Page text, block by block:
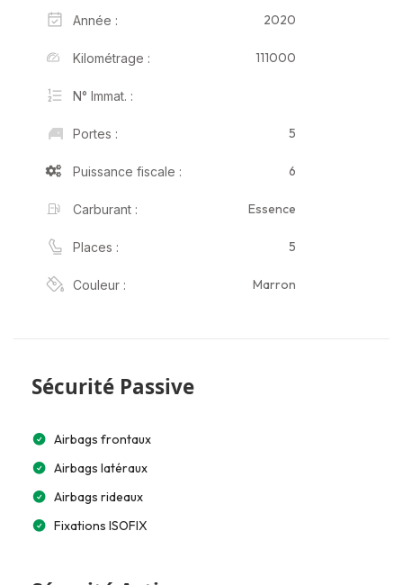
Année : 2020
Kilométrage : 111000
N° Immat. :
Portes : 5
Puissance fiscale : 6
Carburant : Essence
Places : 5
Couleur : Marron
Sécurité Passive
Airbags frontaux
Airbags latéraux
Airbags rideaux
Fixations ISOFIX